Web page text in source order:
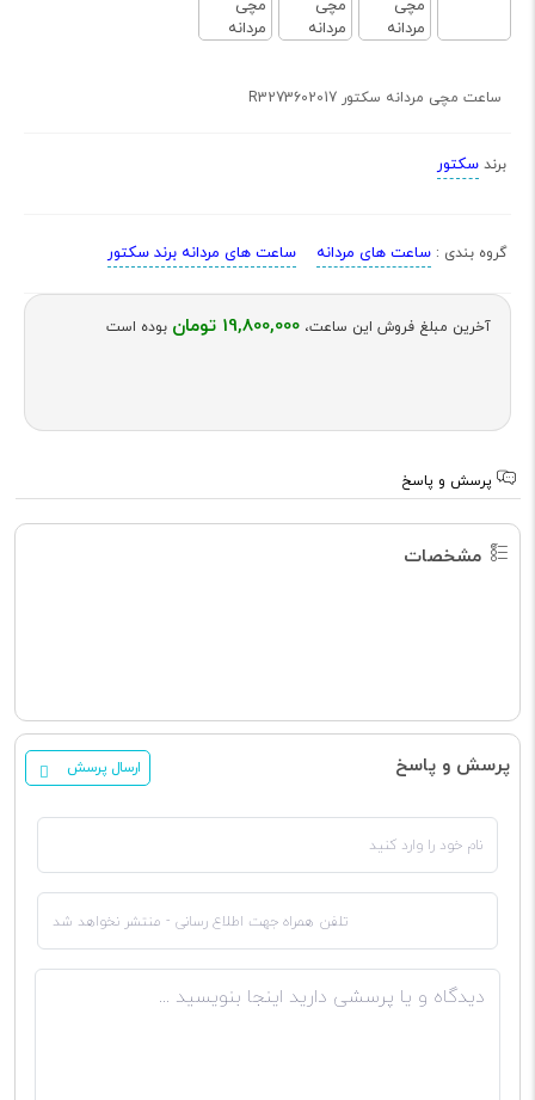
ساعت مچی مردانه سکتور R3273602017
برند سکتور
گروه بندی : ساعت های مردانه ساعت های مردانه برند سکتور
آخرین مبلغ فروش این ساعت، 19,800,000 تومان بوده است
پرسش و پاسخ
مشخصات
پرسش و پاسخ ارسال پرسش